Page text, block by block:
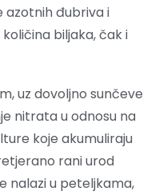
azotnih đubriva i
biljaka, čak i
uz dovoljno sunčeve
nitrata u odnosu na
koje akumuliraju
rani urod
nalazi u peteljkama,